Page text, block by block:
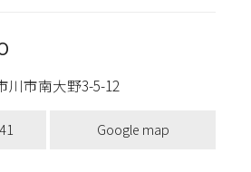
川市南大野3-5-12
Google map